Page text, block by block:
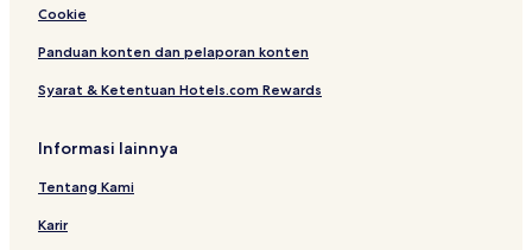
Cookie
Panduan konten dan pelaporan konten
Syarat & Ketentuan Hotels.com Rewards
Informasi lainnya
Tentang Kami
Karir